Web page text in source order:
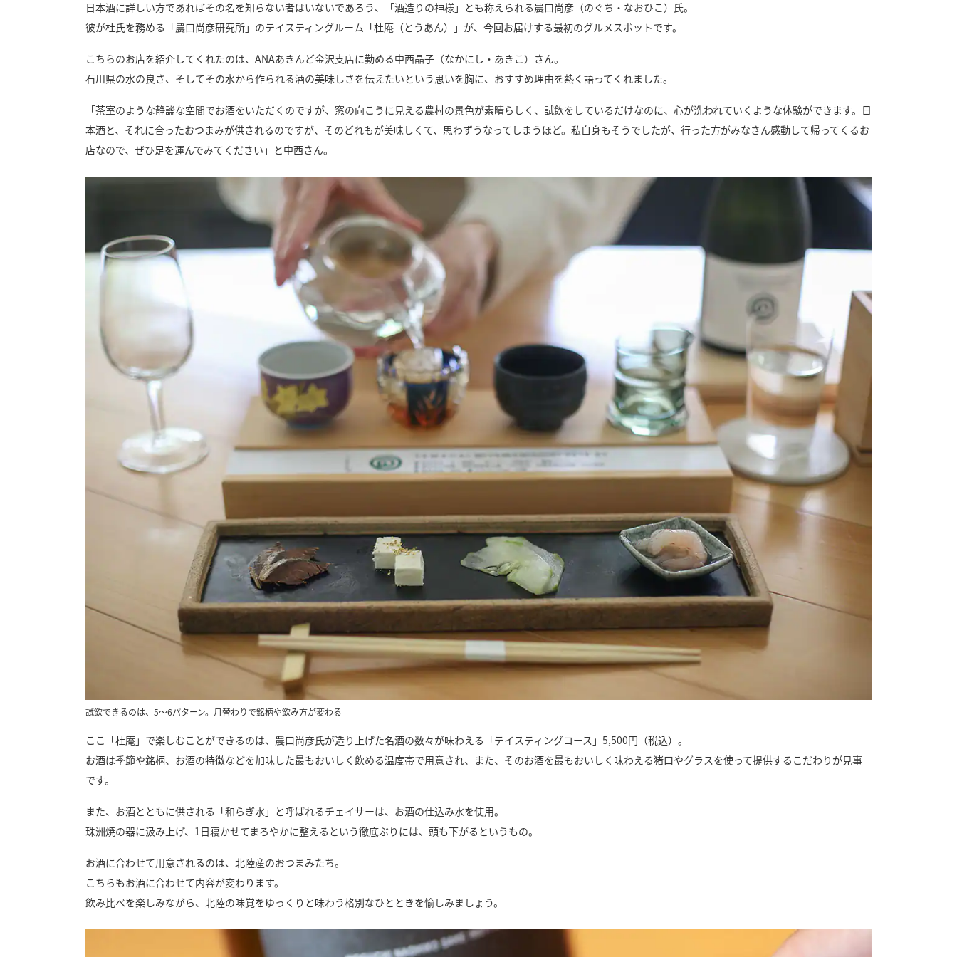
日本酒に詳しい方であればその名を知らない者はいないであろう、「酒造りの神様」とも称えられる農口尚彦（のぐち・なおひこ）氏。
彼が杜氏を務める「農口尚彦研究所」のテイスティングルーム「杜庵（とうあん）」が、今回お届けする最初のグルメスポットです。
こちらのお店を紹介してくれたのは、ANAあきんど金沢支店に勤める中西晶子（なかにし・あきこ）さん。
石川県の水の良さ、そしてその水から作られる酒の美味しさを伝えたいという思いを胸に、おすすめ理由を熱く語ってくれました。
「茶室のような静謐な空間でお酒をいただくのですが、窓の向こうに見える農村の景色が素晴らしく、試飲をしているだけなのに、心が洗われていくような体験ができます。日
本酒と、それに合ったおつまみが供されるのですが、そのどれもが美味しくて、思わずうなってしまうほど。私自身もそうでしたが、行った方がみなさん感動して帰ってくるお
店なので、ぜひ足を運んでみてください」と中西さん。
試飲できるのは、5～6パターン。月替わりで銘柄や飲み方が変わる
ここ「杜庵」で楽しむことができるのは、農口尚彦氏が造り上げた名酒の数々が味わえる「テイスティングコース」5,500円（税込）。
お酒は季節や銘柄、お酒の特徴などを加味した最もおいしく飲める温度帯で用意され、また、そのお酒を最もおいしく味わえる猪口やグラスを使って提供するこだわりが見事
です。
また、お酒とともに供される「和らぎ水」と呼ばれるチェイサーは、お酒の仕込み水を使用。
珠洲焼の器に汲み上げ、1日寝かせてまろやかに整えるという徹底ぶりには、頭も下がるというもの。
お酒に合わせて用意されるのは、北陸産のおつまみたち。
こちらもお酒に合わせて内容が変わります。
飲み比べを楽しみながら、北陸の味覚をゆっくりと味わう格別なひとときを愉しみましょう。